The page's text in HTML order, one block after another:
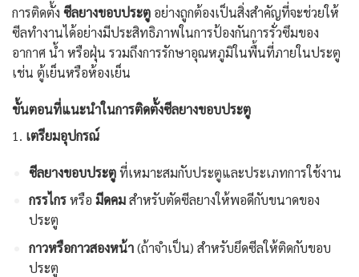
การติดตั้ง ซีลยางขอบประตู อย่างถูกต้องเป็นสิ่งสำคัญที่จะช่วยให้
ซีลทำงานได้อย่างมีประสิทธิภาพในการป้องกันการรั่วซึมของ
อากาศ น้ำ หรือฝุ่น รวมถึงการรักษาอุณหภูมิในพื้นที่ภายในประตู
เช่น ตู้เย็นหรือห้องเย็น
ขั้นตอนที่แนะนำในการติดตั้งซีลยางขอบประตู
1. เตรียมอุปกรณ์
ซีลยางขอบประตูที่เหมาะสมกับประตูและประเภทการใช้งาน
กรรไกรหรือ มีดคมสำหรับตัดซีลยางให้พอดีกับขนาดของ
ประตู
กาวหรือกาวสองหน้า(ถ้าจำเป็น) สำหรับยึดซีลให้ติดกับขอบ
ประตู